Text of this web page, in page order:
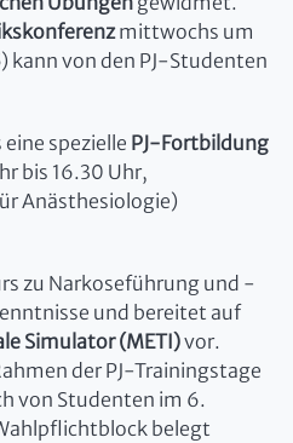
mittwochs um
kann von den PJ-Studenten
spezielle PJ-Fortbildung
bis 16.30 Uhr,
Anästhesiologie)
zu Narkoseführung und -
und bereitet auf
Simulator (METI)vor.
der PJ-Trainingstage
von Studenten im 6.
belegt